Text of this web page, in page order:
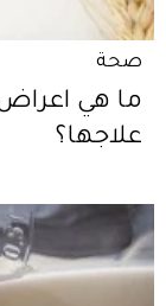
صحة
ما هي
علاجها؟